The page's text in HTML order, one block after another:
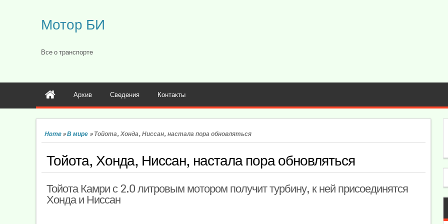
Мотор БИ
Все о транспорте
Архив Сведения Контакты
Home»В мире »Тойота, Хонда, Ниссан, настала пора обновляться
Тойота, Хонда, Ниссан, настала пора обновляться
Тойота Камри с 2.0 литровым мотором получит турбину, к ней присоединятся
Хонда и Ниссан